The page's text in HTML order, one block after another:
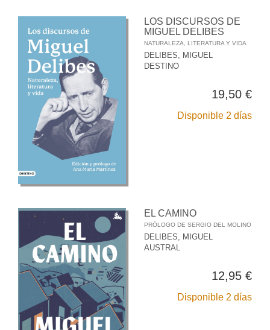
LOS DISCURSOS DE
MIGUEL DELIBES
NATURALEZA, LITERATURA Y VIDA
DELIBES, MIGUEL
DESTINO
19,50 €
Disponible 2 días
EL CAMINO
PRÓLOGO DE SERGIO DEL MOLINO
DELIBES, MIGUEL
AUSTRAL
12,95 €
Disponible 2 días